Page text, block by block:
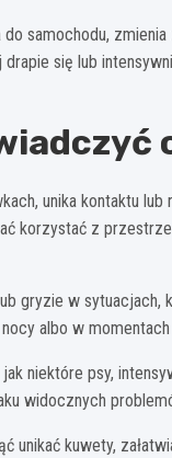
samochodu, zmienia
się lub
unika kontaktu lub
korzystać z
gryzie w sytuacjach,
albo w momentach
niektóre psy,
widocznych
kuwety,